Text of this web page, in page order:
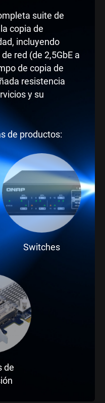
suite de
copia de
incluyendo
red (de 2,5GbE a
de copia de
resistencia
y su
de productos:
Switches
de